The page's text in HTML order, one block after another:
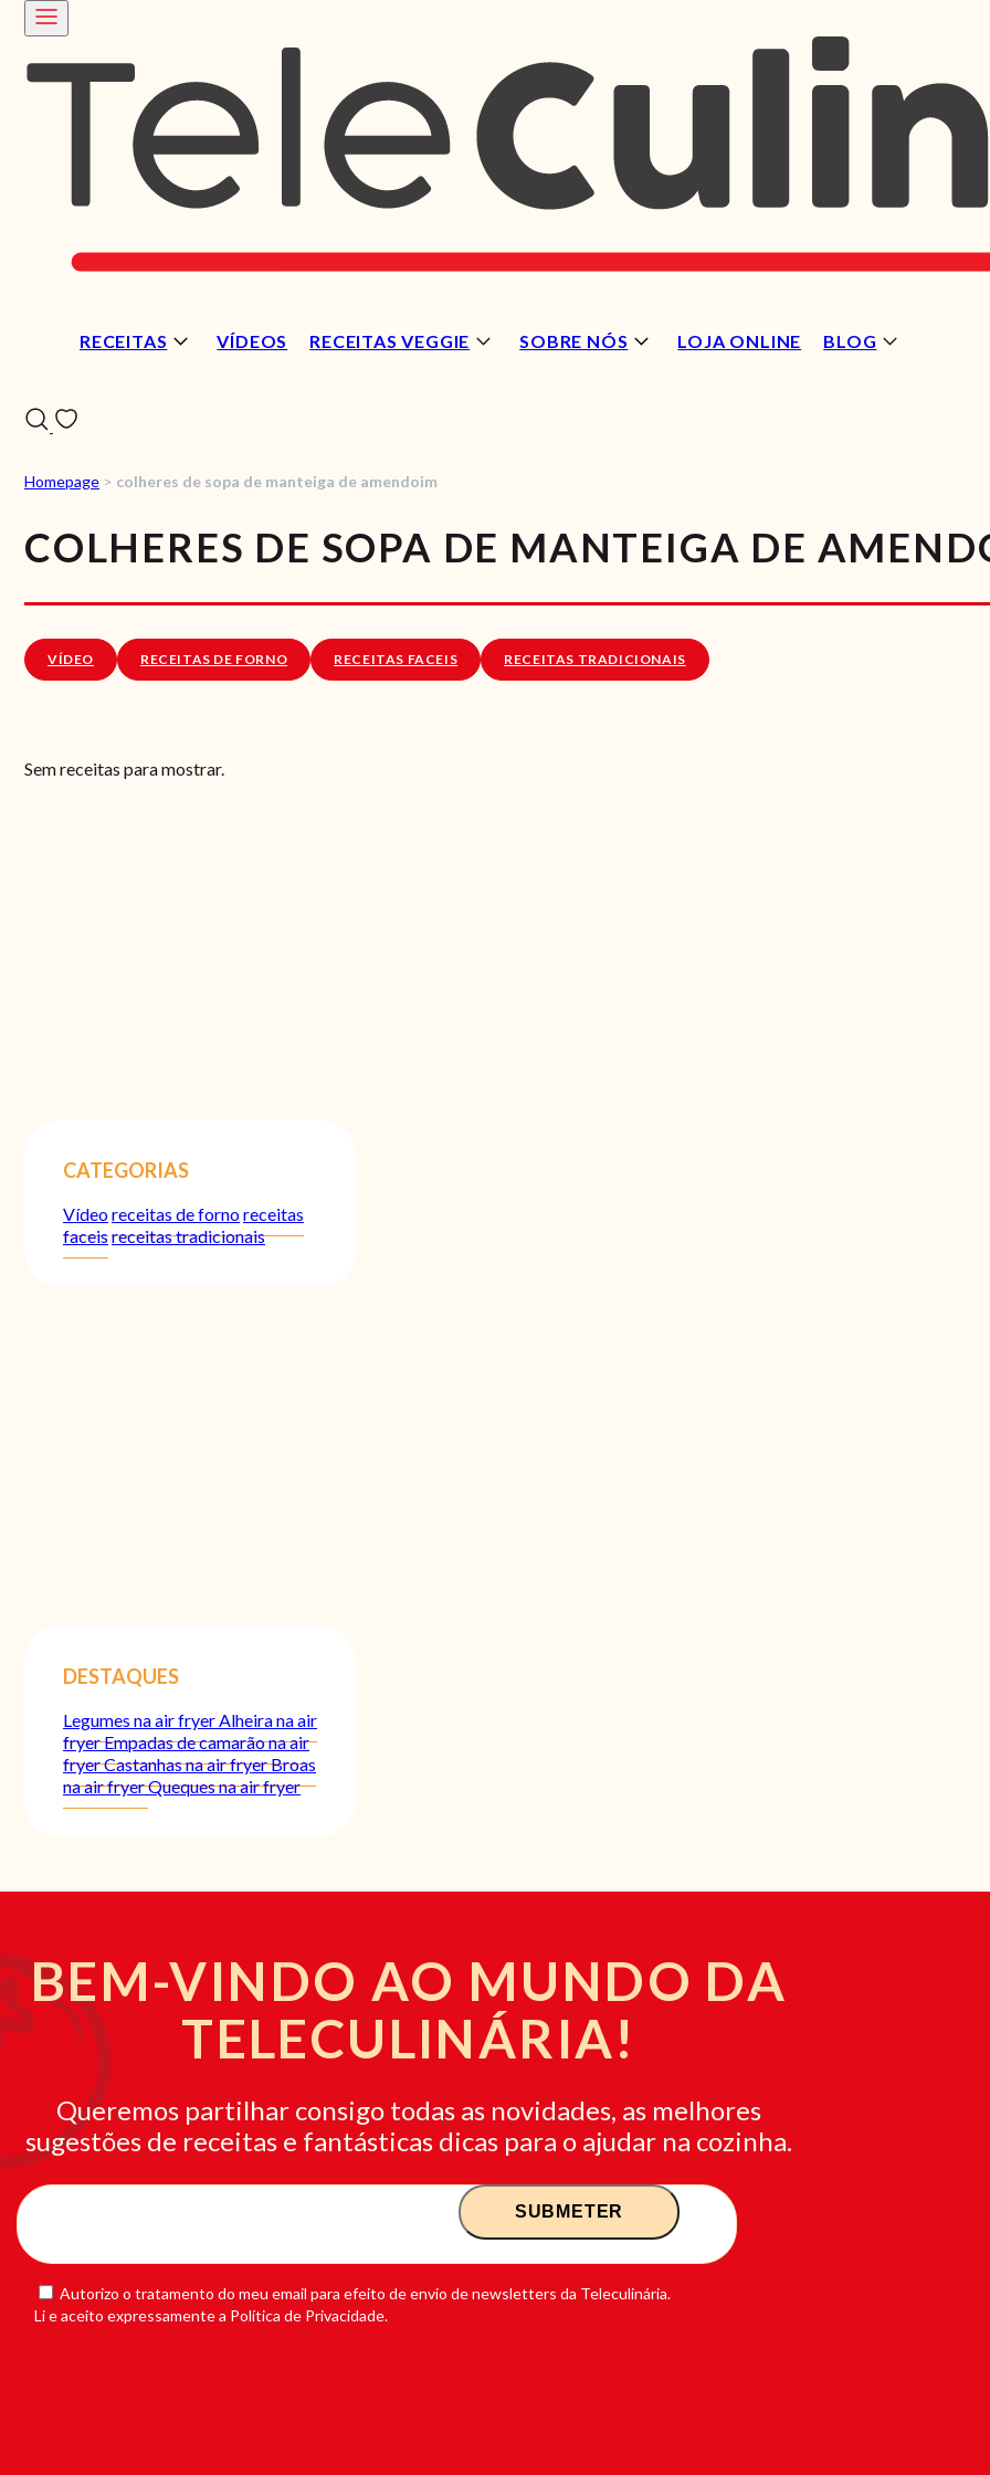
RECEITAS VÍDEOS RECEITAS VEGGIE SOBRE NÓS LOJA ONLINE BLOG
VÍDEOS
Homepage > colheres de sopa de manteiga de amendoim
COLHERES DE SOPA DE MANTEIGA DE
VÍDEO RECEITAS DE FORNO RECEITAS FACEIS RECEITAS TRADICIONAIS
Sem receitas para mostrar.
CATEGORIAS
Vídeoreceitas de fornoreceitas
faceisreceitas tradicionais
DESTAQUES
Legumes na air fryerAlheira na air
fryerEmpadas de camarão na air
fryerCastanhas na air fryerBroas
na air fryerQueques na air fryer
BEM-VINDO AO MUNDO DA
TELECULINÁRIA!
Queremos partilhar consigo todas as novidades, as melhores
sugestões de receitas e fantásticas dicas para o ajudar na cozinha.
Autorizo o tratamento do meu email para efeito de envio de newsletters da Teleculinária.
Li e aceito expressamente a Política de Privacidade.